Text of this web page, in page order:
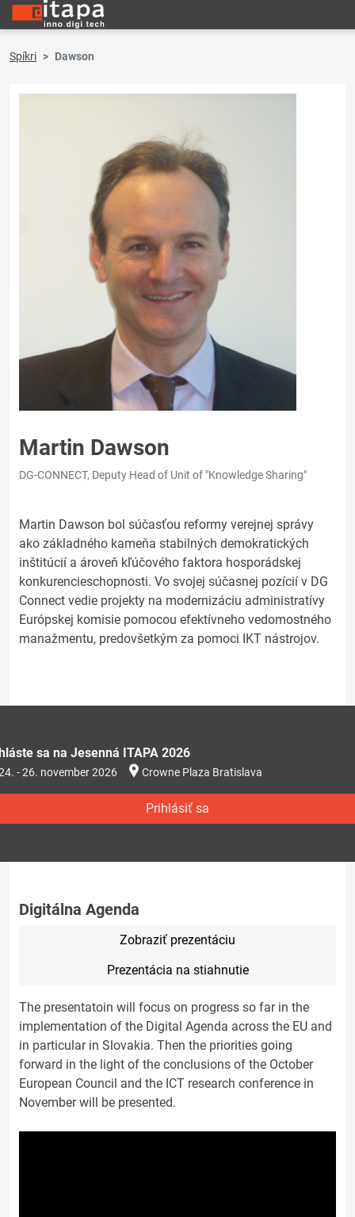
Spíkri Dawson
Martin Dawson
DG-CONNECT, Deputy Head of Unit of "Knowledge Sharing"
Martin Dawson bol súčasťou reformy verejnej správy
ako základného kameňa stabilných demokratických
inštitúcií a ároveň kľúčového faktora hosporádskej
konkurencieschopnosti. Vo svojej súčasnej pozícií v DG
Connect vedie projekty na modernizáciu administratívy
Európskej komisie pomocou efektívneho vedomostného
manažmentu, predovšetkým za pomoci IKT nástrojov.
sa na Jesenná ITAPA 2026
- 26. november 2026 Crowne Plaza Bratislava
Prihlásiť sa
Digitálna Agenda
Zobraziť prezentáciu
Prezentácia na stiahnutie
The presentatoin will focus on progress so far in the
implementation of the Digital Agenda across the EU and
in particular in Slovakia. Then the priorities going
forward in the light of the conclusions of the October
European Council and the ICT research conference in
November will be presented.